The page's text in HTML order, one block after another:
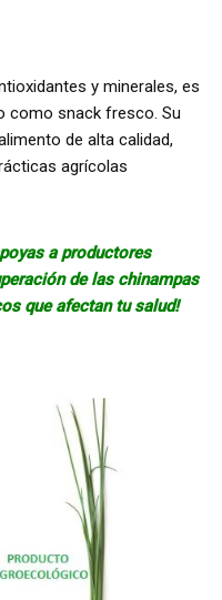
y minerales, es
como snack fresco. Su
de alta calidad,
agrícolas
a productores
de las chinampas
que afectan tu salud!